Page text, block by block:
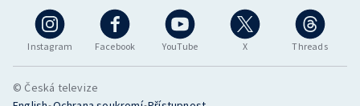
Instagram Facebook YouTube X Threads
© Česká televize